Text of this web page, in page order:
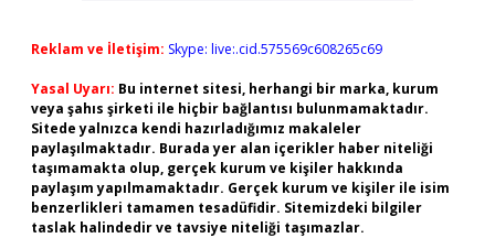
Reklam ve İletişim: Skype: live:.cid.575569c608265c69
Yasal Uyarı: Bu internet sitesi, herhangi bir marka, kurum
veya şahıs şirketi ile hiçbir bağlantısı bulunmamaktadır.
Sitede yalnızca kendi hazırladığımız makaleler
paylaşılmaktadır. Burada yer alan içerikler haber niteliği
taşımamakta olup, gerçek kurum ve kişiler hakkında
paylaşım yapılmamaktadır. Gerçek kurum ve kişiler ile isim
benzerlikleri tamamen tesadüfidir. Sitemizdeki bilgiler
taslak halindedir ve tavsiye niteliği taşımazlar.